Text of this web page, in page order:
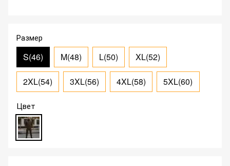
Размер
S(46) M(48) L(50) XL(52)
2XL(54) 3XL(56) 4XL(58) 5XL(60)
Цвет